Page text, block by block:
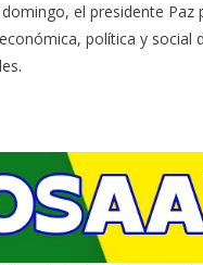
el presidente
política y